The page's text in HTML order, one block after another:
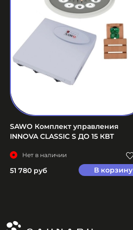
SAWO Комплект управления
INNOVA CLASSIC S ДО 15 КВТ
Нет в наличии
51 780 руб В корзину